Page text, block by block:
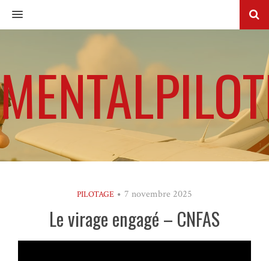
MENU
PILOTAGE 7 novembre 2025
Le virage engagé – CNFAS